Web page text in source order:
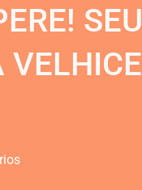
SEU
VELHICE